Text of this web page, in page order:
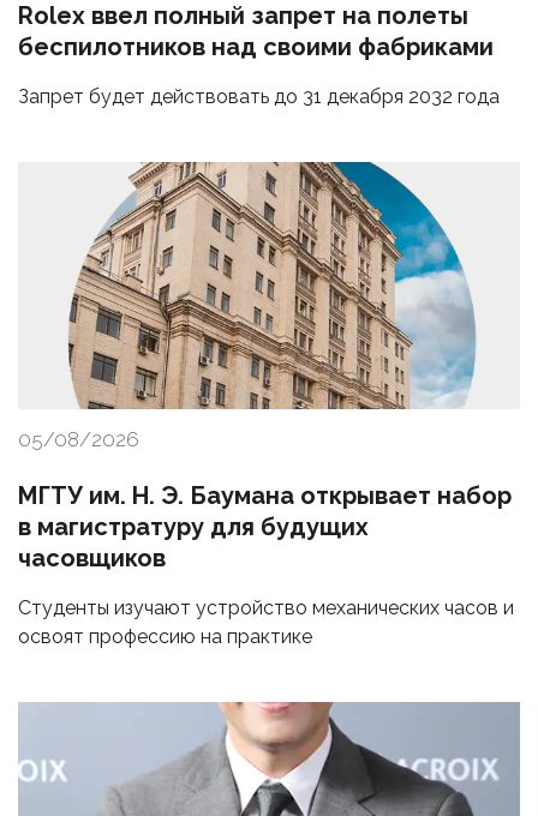
Rolex ввел полный запрет на полеты
беспилотников над своими фабриками
Запрет будет действовать до 31 декабря 2032 года
05/08/2026
МГТУ им. Н. Э. Баумана открывает набор
в магистратуру для будущих
часовщиков
Студенты изучают устройство механических часов и
освоят профессию на практике